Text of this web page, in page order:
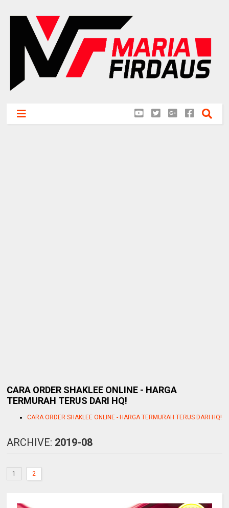
CARA ORDER SHAKLEE ONLINE - HARGA
TERMURAH TERUS DARI HQ!
CARA ORDER SHAKLEE ONLINE - HARGA TERMURAH TERUS DARI HQ!
ARCHIVE: 2019-08
1 2